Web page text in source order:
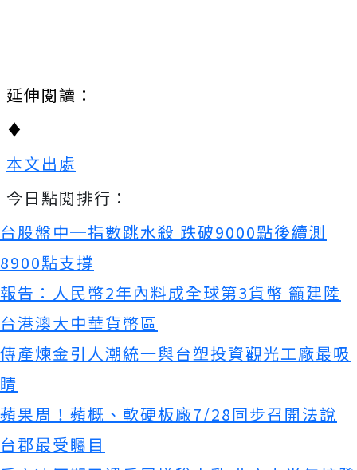
延伸閱讀：
♦
本文出處
今日點閱排行：
台股盤中─指數跳水殺 跌破9000點後續測
8900點支撐
報告：人民幣2年內料成全球第3貨幣 籲建陸
台港澳大中華貨幣區
傳產煉金引人潮統一與台塑投資觀光工廠最吸
睛
蘋果周！蘋概、軟硬板廠7/28同步召開法說
台郡最受矚目